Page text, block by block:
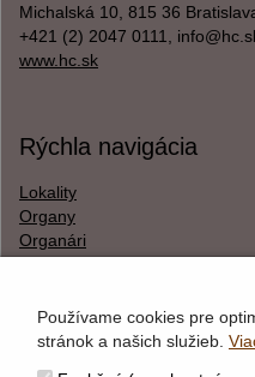
Michalská 10, 815 36
+421 (2) 2047 0111,
www.hc.sk
Rýchla navigácia
Lokality
Organy
Organári
O webstránke
Používame cookies pre
stránok a našich služieb.